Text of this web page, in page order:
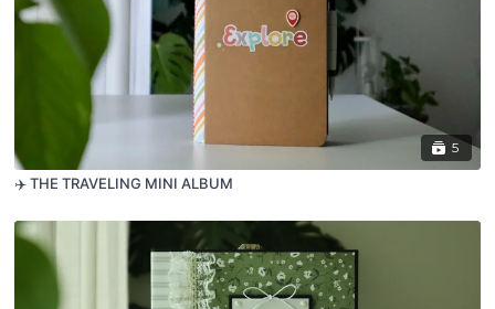
5
✈️ THE TRAVELING MINI ALBUM